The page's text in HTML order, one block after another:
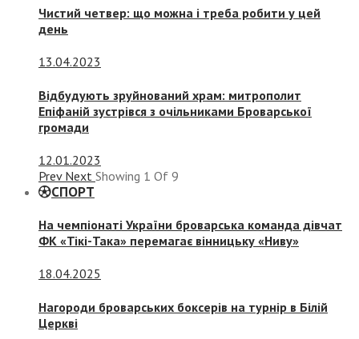
Чистий четвер: що можна і треба робити у цей
день
13.04.2023
Відбудують зруйнований храм: митрополит
Епіфаній зустрівся з очільниками Броварської
громади
12.01.2023
Prev Next Showing 1 Of 9
СПОРТ
На чемпіонаті України броварська команда дівчат
ФК «Тікі-Така» перемагає вінницьку «Ниву»
18.04.2025
Нагороди броварських боксерів на турнір в Білій
Церкві